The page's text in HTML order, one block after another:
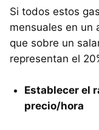
Si todos estos
mensuales en un
que sobre un
representan el
Establecer el
precio/hora